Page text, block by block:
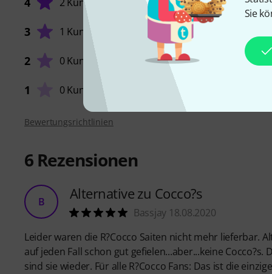
Sie
2 Kunden
3 1 Kunde
2 0 Kunden
1 0 Kunden
Bewertungsrichtlinien
6 Rezensionen
B Alternative zu Cocco?s
Bassjay 18.08.2020
Leider waren die R?Cocco Saiten nicht mehr lieferbar.
auf jeden Fall schon gut gefielen...aber...keine
sind sie wieder. Für alle R?Cocco Fans: Das ist die